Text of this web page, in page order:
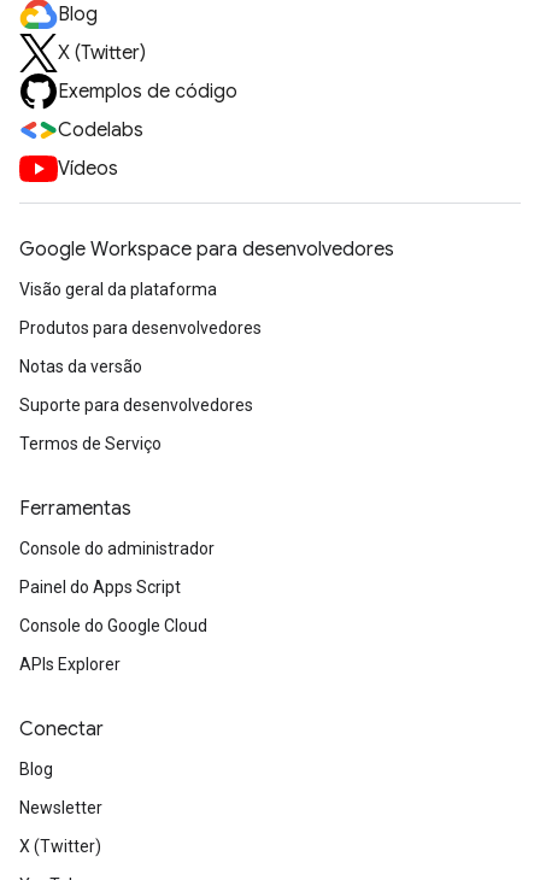
Blog
X (Twitter)
Exemplos de código
Codelabs
Vídeos
Google Workspace para desenvolvedores
Visão geral da plataforma
Produtos para desenvolvedores
Notas da versão
Suporte para desenvolvedores
Termos de Serviço
Ferramentas
Console do administrador
Painel do Apps Script
Console do Google Cloud
APIs Explorer
Conectar
Blog
Newsletter
X (Twitter)